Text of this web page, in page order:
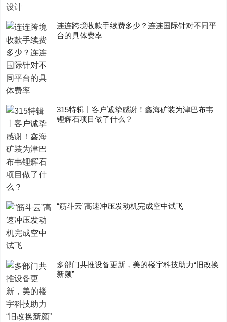
连连跨境收款手续费多少？连连国际针对不同平
台的具体费率
315特辑丨客户诚挚感谢！鑫海矿装为津巴布韦
锂辉石项目做了什么？
“筋斗云”高速冲压发动机完成空中试飞
多部门共推设备更新，美的楼宇科技助力“旧改换
新颜”